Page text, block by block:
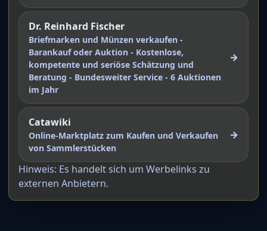
Dr. Reinhard Fischer
Briefmarken und Münzen verkaufen -
Barankauf oder Auktion - Kostenlose,
kompetente und seriöse Schätzung und
Beratung - Bundesweiter Service - 6 Auktionen
im Jahr
→
Catawiki
Online-Marktplatz zum Kaufen und Verkaufen
von Sammlerstücken
→
Hinweis: Es handelt sich um Werbelinks zu
externen Anbietern.